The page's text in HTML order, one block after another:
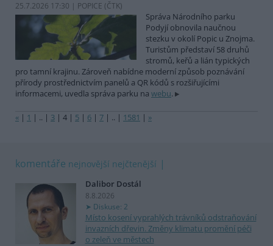
25.7.2026 17:30 | POPICE (ČTK)
Správa Národního parku
Podyjí obnovila naučnou
stezku v okolí Popic u Znojma.
Turistům představí 58 druhů
stromů, keřů a lián typických
pro tamní krajinu. Zároveň nabídne moderní způsob poznávání
přírody prostřednictvím panelů a QR kódů s rozšiřujícími
informacemi, uvedla správa parku na webu.
« | 1 | .. | 3 | 4 | 5 | 6 | 7 | .. | 1581 | »
komentáře nejnovější nejčtenější
Dalibor Dostál
8.8.2026
Diskuse: 2
Místo kosení vyprahlých trávníků odstraňování
invazních dřevin. Změny klimatu promění péči
o zeleň ve městech